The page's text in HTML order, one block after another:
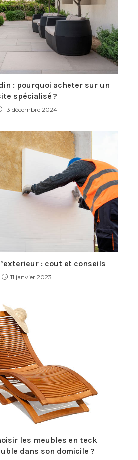
: pourquoi acheter sur un
spécialisé ?
13 décembre 2024
: cout et conseils
11 janvier 2023
les meubles en teck
dans son domicile ?